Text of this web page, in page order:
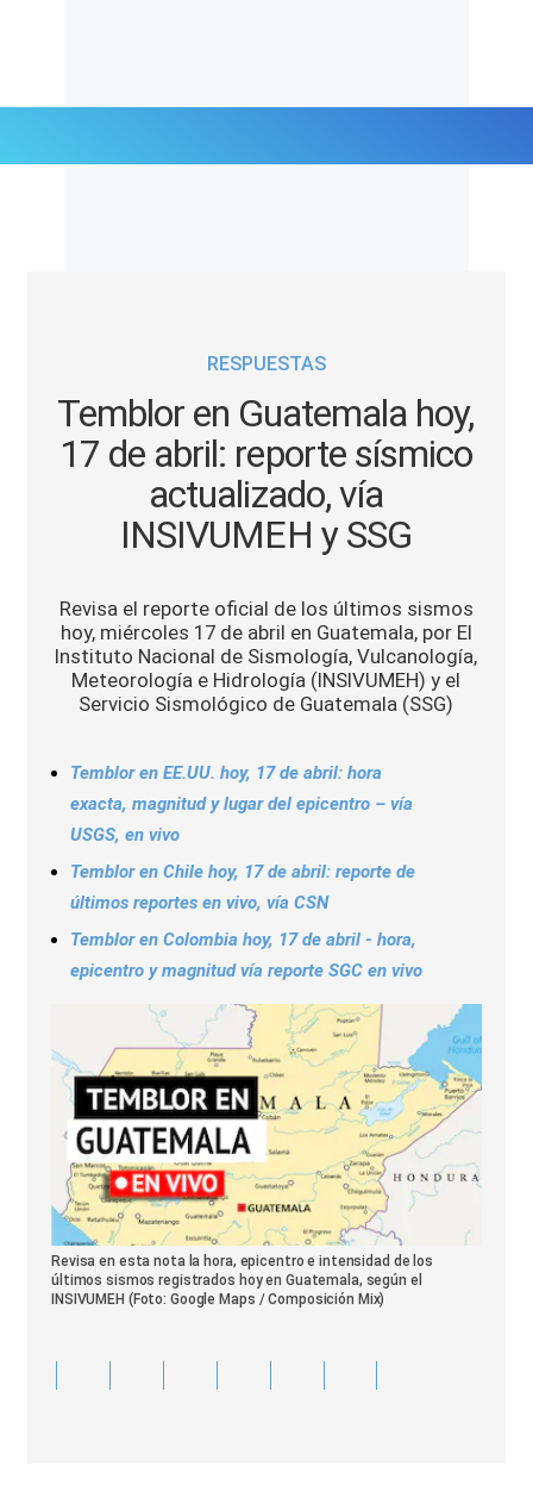
RESPUESTAS
Temblor en Guatemala hoy,
17 de abril: reporte sísmico
actualizado, vía
INSIVUMEH y SSG
Revisa el reporte oficial de los últimos sismos
hoy, miércoles 17 de abril en Guatemala, por El
Instituto Nacional de Sismología, Vulcanología,
Meteorología e Hidrología (INSIVUMEH) y el
Servicio Sismológico de Guatemala (SSG)
Temblor en EE.UU. hoy, 17 de abril: hora
exacta, magnitud y lugar del epicentro – vía
USGS, en vivo
Temblor en Chile hoy, 17 de abril: reporte de
últimos reportes en vivo, vía CSN
Temblor en Colombia hoy, 17 de abril - hora,
epicentro y magnitud vía reporte SGC en vivo
Revisa en esta nota la hora, epicentro e intensidad de los
últimos sismos registrados hoy en Guatemala, según el
INSIVUMEH (Foto: Google Maps / Composición Mix)